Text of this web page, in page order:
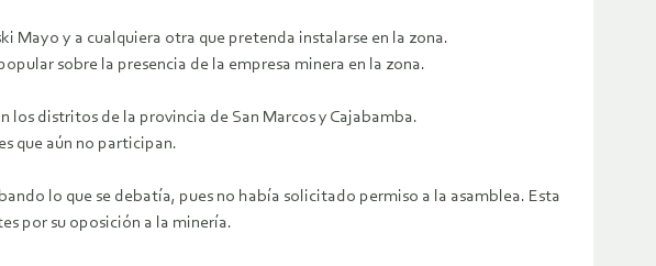
Mayo y a cualquiera otra que pretenda instalarse en la zona.
sobre la presencia de la empresa minera en la zona.
los distritos de la provincia de San Marcos y Cajabamba.
que aún no participan.
lo que se debatía, pues no había solicitado permiso a la asamblea. Esta
por su oposición a la minería.